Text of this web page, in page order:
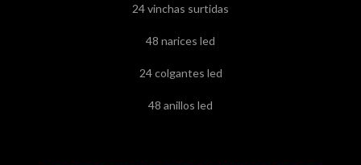
24 vinchas surtidas
48 narices led
24 colgantes led
48 anillos led